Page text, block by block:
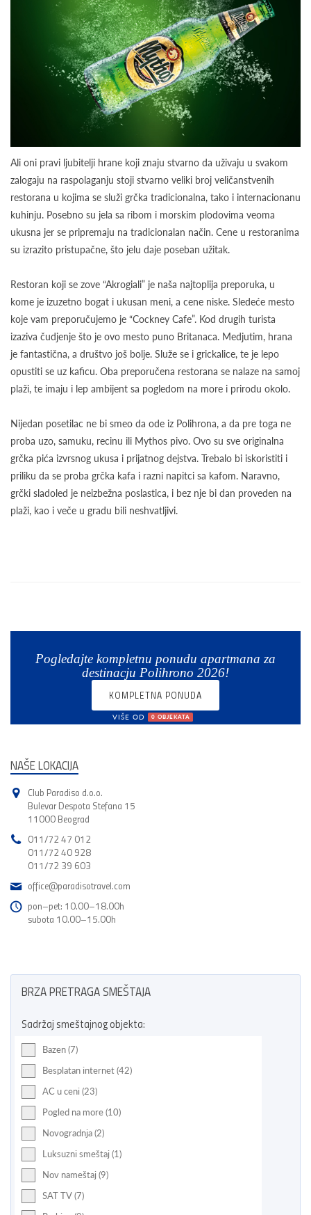
Ali oni pravi ljubitelji hrane koji znaju stvarno da uživaju u svakom
zalogaju na raspolaganju stoji stvarno veliki broj veličanstvenih
restorana u kojima se služi grčka tradicionalna, tako i internacionanu
kuhinju. Posebno su jela sa ribom i morskim plodovima veoma
ukusna jer se pripremaju na tradicionalan način. Cene u restoranima
su izrazito pristupačne, što jelu daje poseban užitak.
Restoran koji se zove “Akrogiali” je naša najtoplija preporuka, u
kome je izuzetno bogat i ukusan meni, a cene niske. Sledeće mesto
koje vam preporučujemo je “Cockney Cafe”. Kod drugih turista
izaziva čudjenje što je ovo mesto puno Britanaca. Medjutim, hrana
je fantastična, a društvo još bolje. Služe se i grickalice, te je lepo
opustiti se uz kaficu. Oba preporučena restorana se nalaze na samoj
plaži, te imaju i lep ambijent sa pogledom na more i prirodu okolo.
Nijedan posetilac ne bi smeo da ode iz Polihrona, a da pre toga ne
proba uzo, samuku, recinu ili Mythos pivo. Ovo su sve originalna
grčka pića izvrsnog ukusa i prijatnog dejstva. Trebalo bi iskoristiti i
priliku da se proba grčka kafa i razni napitci sa kafom. Naravno,
grčki sladoled je neizbežna poslastica, i bez nje bi dan proveden na
plaži, kao i veče u gradu bili neshvatljivi.
Pogledajte kompletnu ponudu apartmana za
destinacju Polihrono 2026!
KOMPLETNA PONUDA
VIŠE OD 0 OBJEKATA
NAŠE LOKACIJA
Club Paradiso d.o.o.
Bulevar Despota Stefana 15
11000 Beograd
011/72 47 012
011/72 40 928
011/72 39 603
office@paradisotravel.com
pon–pet: 10.00–18.00h
subota 10.00–15.00h
BRZA PRETRAGA SMEŠTAJA
Sadržaj smeštajnog objekta:
Bazen (7)
Besplatan internet (42)
AC u ceni (23)
Pogled na more (10)
Novogradnja (2)
Luksuzni smeštaj (1)
Nov nameštaj (9)
SAT TV (7)